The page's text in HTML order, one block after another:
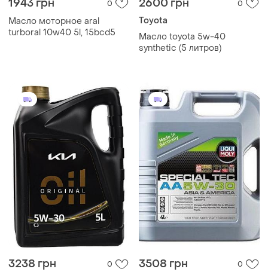
1943 грн 0
Масло моторное aral
turboral 10w40 5l, 15bcd5
2600 грн 0
Toyota
Масло toyota 5w-40
synthetic (5 литров)
3238 грн 0 3508 грн 0